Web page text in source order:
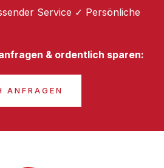
Service ✓ Persönliche
& ordentlich sparen:
ANFRAGEN